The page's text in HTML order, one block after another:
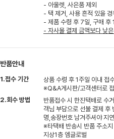
- 아울렛, 사은품 제외
- 택 제거, 사용 흔적 있을
- 제품 수령 후 7일, 구매 후
- 자사몰 결제 금액보다 낮
반품안내
1.접수 기간
상품 수령 후 1주일 이내 접
※Q&A게시판/고객센터로
2.회수 방법
반품접수 시 한진택배로 수
객님 부담으로 선불 결제 후
명,송장번호 남겨주셔야 지
※타택배 반송시 반품 주소
지상1층 엠글로벌